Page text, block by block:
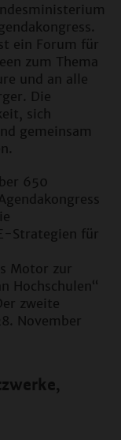
ein Forum für
zum Thema
und an alle
Die
sich
gemeinsam
650
Strategien für
Motor zur
Hochschulen“
zweite
November